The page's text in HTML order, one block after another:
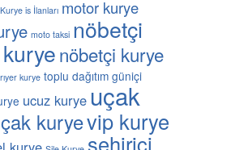
is İlanları motor kurye
moto taksi nöbetçi
nöbetçi kurye
kurye toplu dağıtım güniçi
ucuz kurye uçak
kuryevip kurye
şehiriçi